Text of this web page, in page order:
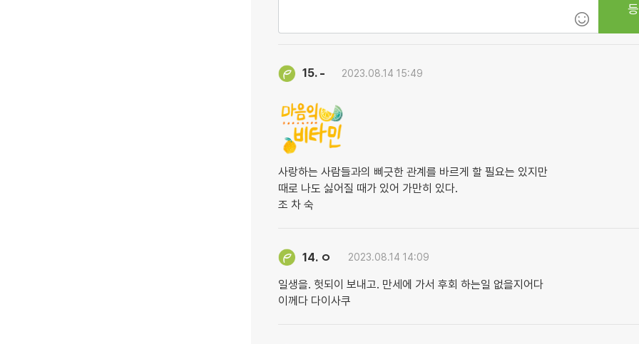
15. - 2023.08.14 15:49
사랑하는 사람들과의 삐긋한 관계를 바르게 할 필요는 있지만
때로 나도 싫어질 때가 있어 가만히 있다.
조 차 숙
14. ㅇ 2023.08.14 14:09
일생을. 헛되이 보내고. 만세에 가서 후회 하는일 없을지어다
이께다 다이사쿠